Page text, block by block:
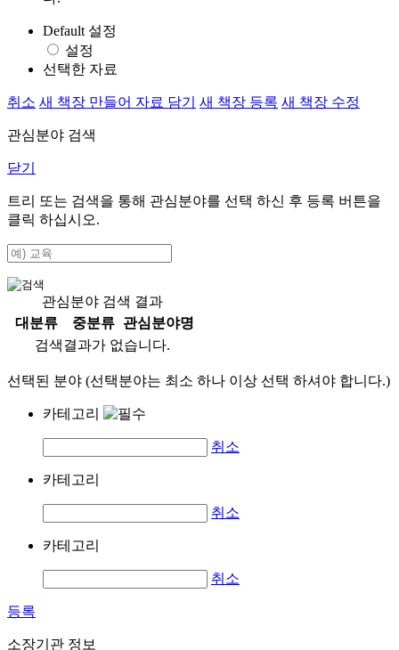
Default 설정
설정
선택한 자료
취소 새 책장 만들어 자료 담기 새 책장 등록 새 책장 수정
관심분야 검색
닫기
트리 또는 검색을 통해 관심분야를 선택 하신 후 등록 버튼을
클릭 하십시오.
관심분야 검색 결과
대분류
중분류
관심분야명
검색결과가 없습니다.
선택된 분야 (선택분야는 최소 하나 이상 선택 하셔야 합니다.)
카테고리
취소
카테고리
취소
카테고리
취소
등록
소장기관 정보